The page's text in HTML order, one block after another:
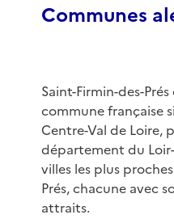
Communes
Saint-Firmin-des-
commune française
Centre-Val de Loire,
département du
villes les plus
Prés, chacune avec
attraits.